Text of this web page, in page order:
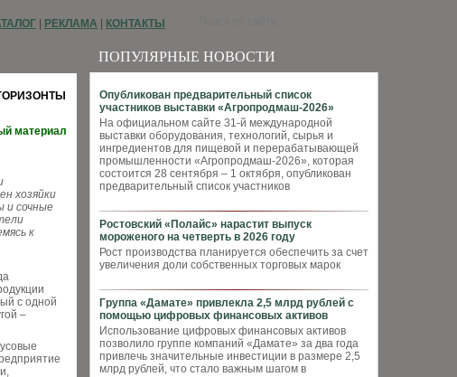
ПОПУЛЯРНЫЕ НОВОСТИ
Опубликован предварительный список
участников выставки «Агропродмаш-2026»
На официальном сайте 31-й международной
выставки оборудования, технологий, сырья и
ингредиентов для пищевой и перерабатывающей
промышленности «Агропродмаш-2026», которая
состоится 28 сентября – 1 октября, опубликован
предварительный список участников
Ростовский «Полайс» нарастит выпуск
мороженого на четверть в 2026 году
Рост производства планируется обеспечить за счет
увеличения доли собственных торговых марок
Группа «Дамате» привлекла 2,5 млрд рублей с
помощью цифровых финансовых активов
Использование цифровых финансовых активов
позволило группе компаний «Дамате» за два года
привлечь значительные инвестиции в размере 2,5
млрд рублей, что стало важным шагом в
РЕКЛАМА КОНТАКТЫ
материал
хозяйки
и сочные
к
с одной
–